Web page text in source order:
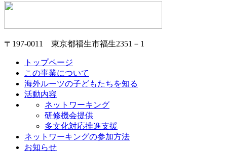
〒197-0011 東京都福生市福生2351－1
トップページ
この事業について
海外ルーツの子どもたちを知る
活動内容
ネットワーキング
研修機会提供
多文化対応推進支援
ネットワーキングの参加方法
お知らせ